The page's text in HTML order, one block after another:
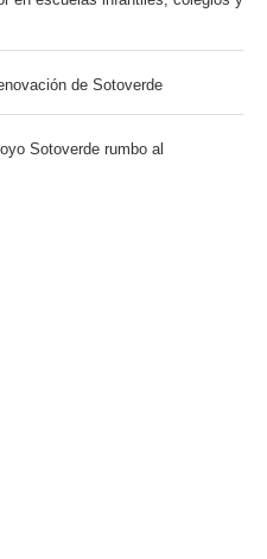
de Sotoverde
Sotoverde rumbo al